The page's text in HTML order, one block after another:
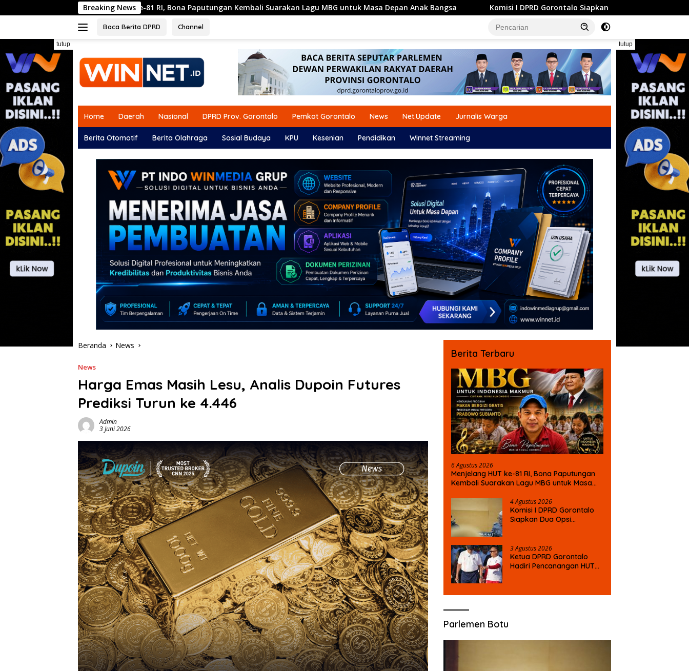
ke
Breaking News
HUT ke-81 RI, Bona Paputungan Kembali Suarakan Lagu MBG untuk Masa Depan Anak Bangsa Komisi I DPRD Gorontalo Siapkan Dua Opsi Tuntaskan Polemik Pembayaran
Baca Berita DPRD Channel
tutup tutup
Home Daerah Nasional DPRD Prov. Gorontalo Pemkot Gorontalo News Net.Update Jurnalis Warga
Berita Otomotif Berita Olahraga Sosial Budaya KPU Kesenian Pendidikan Winnet Streaming
Beranda News
News
Harga Emas Masih Lesu, Analis Dupoin Futures
Prediksi Turun ke 4.446
Admin
3 Juni 2026
Berita Terbaru
6 Agustus 2026
Menjelang HUT ke-81 RI, Bona Paputungan
Kembali Suarakan Lagu MBG untuk Masa
4 Agustus 2026
Komisi I DPRD Gorontalo
Siapkan Dua Opsi
Penas XVII
3 Agustus 2026
Ketua DPRD Gorontalo
Hadiri Pencanangan HUT
dan Gotong Royong di
Parlemen Botu